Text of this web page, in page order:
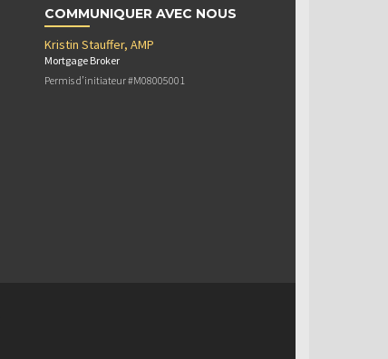
COMMUNIQUER AVEC NOUS
Kristin Stauffer, AMP
Mortgage Broker
Permis d’initiateur #M08005001